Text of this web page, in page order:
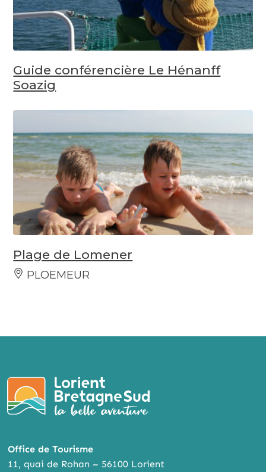
Guide conférencière Le Hénanff
Soazig
Plage de Lomener
PLOEMEUR
Office de Tourisme
11, quai de Rohan – 56100 Lorient